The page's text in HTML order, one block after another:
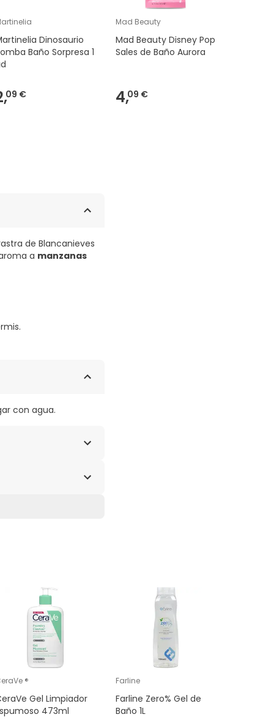
Dinosaurio
Baño Sorpresa 1
09 €
Mad Beauty
Mad Beauty Disney Pop
Sales de Baño Aurora
4,09 €
de Blancanieves
a manzanas
con agua.
CI 17200 (RED 33),
®
Gel Limpiador
473ml
Farline
Farline Zero% Gel de
Baño 1L